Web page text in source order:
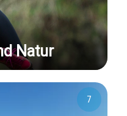
Natur
7